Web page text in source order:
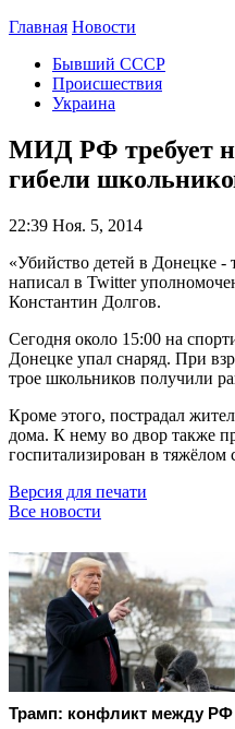
Главная Новости
Бывший СССР
Происшествия
Украина
МИД РФ требует
гибели
22:39 Ноя. 5, 2014
«Убийство детей в Донецке
написал в Twitter
Константин Долгов.
Сегодня около 15:00 на
Донецке упал снаряд. При
трое школьников получили
Кроме этого, пострадал
дома. К нему во двор также
госпитализирован в тяжёлом
Версия для печати
Все новости
Трамп: конфликт между РФ